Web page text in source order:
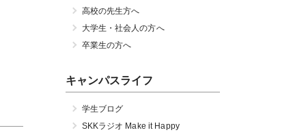
高校の先生方へ
大学生・社会人の方へ
卒業生の方へ
キャンパスライフ
学生ブログ
SKKラジオ Make it Happy